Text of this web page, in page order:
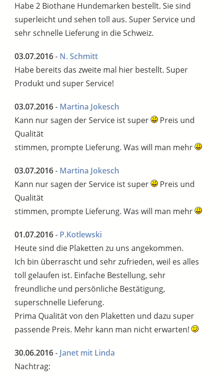
Habe 2 Biothane Hundemarken bestellt. Sie sind
superleicht und sehen toll aus. Super Service und
sehr schnelle Lieferung in die Schweiz.
03.07.2016- N. Schmitt
Habe bereits das zweite mal hier bestellt. Super
Produkt und super Service!
03.07.2016- Martina Jokesch
Kann nur sagen der Service ist super
Preis und
Qualität
stimmen, prompte Lieferung. Was will man mehr
03.07.2016- Martina Jokesch
Kann nur sagen der Service ist super
Preis und
Qualität
stimmen, prompte Lieferung. Was will man mehr
01.07.2016- P.Kotlewski
Heute sind die Plaketten zu uns angekommen.
Ich bin überrascht und sehr zufrieden, weil es alles
toll gelaufen ist. Einfache Bestellung, sehr
freundliche und persönliche Bestätigung,
superschnelle Lieferung.
Prima Qualität von den Plaketten und dazu super
passende Preis. Mehr kann man nicht erwarten!
30.06.2016- Janet mit Linda
Nachtrag: